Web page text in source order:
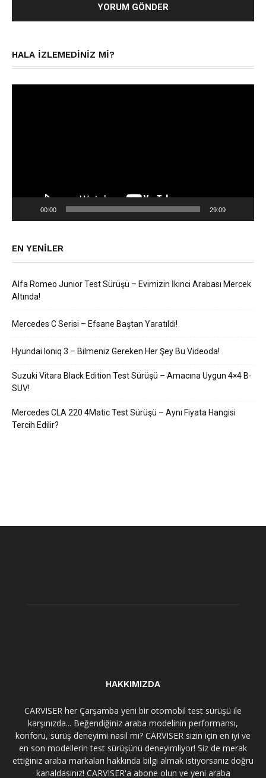
HALA IZLEMEDINIZ MI?
00:00 29:09
EN YENILER
Alfa Romeo Junior Test Sürüşü – Evimizin İkinci Arabası Mercek
Altında!
Mercedes C Serisi – Efsane Baştan Yaratıldı!
Hyundai Ioniq 3 – Bilmeniz Gereken Her Şey Bu Videoda!
Suzuki Vitara Black Edition Test Sürüşü – Amacına Uygun 4×4 B-
SUV!
Mercedes CLA 220 4Matic Test Sürüşü – Aynı Fiyata Hangisi
Tercih Edilir?
HAKKIMIZDA
CARVISER her Çarşamba yeni bir otomobil test sürüşü ile
karşınızda... Beğendiğiniz araba modelinin performansı,
konforu, sürüş deneyimi nasıl mı? CARVISER sizin için en iyi ve
en son modellerin test sürüşünü deneyimliyor! Siz de merak
ettiğiniz araba markaları hakkında bilgi almak istiyorsanız doğru
kanaldasınız! CARVISER'a abone olun ve yeni araba